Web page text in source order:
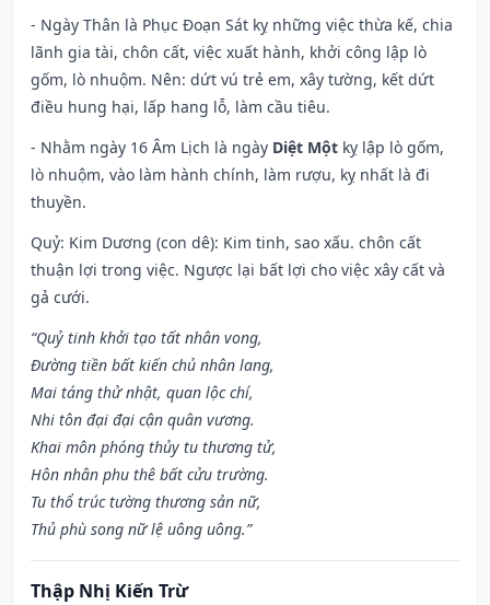
- Ngày Thân là Phục Đoạn Sát kỵ những việc thừa kế, chia
lãnh gia tài, chôn cất, việc xuất hành, khởi công lập lò
gốm, lò nhuộm. Nên: dứt vú trẻ em, xây tường, kết dứt
điều hung hại, lấp hang lỗ, làm cầu tiêu.
- Nhằm ngày 16 Âm Lịch là ngày Diệt Một kỵ lập lò gốm,
lò nhuộm, vào làm hành chính, làm rượu, kỵ nhất là đi
thuyền.
Quỷ: Kim Dương (con dê): Kim tinh, sao xấu. chôn cất
thuận lợi trong việc. Ngược lại bất lợi cho việc xây cất và
gả cưới.
“Quỷ tinh khởi tạo tất nhân vong,
Đường tiền bất kiến chủ nhân lang,
Mai táng thử nhật, quan lộc chí,
Nhi tôn đại đại cận quân vương.
Khai môn phóng thủy tu thương tử,
Hôn nhân phu thê bất cửu trường.
Tu thổ trúc tường thương sản nữ,
Thủ phù song nữ lệ uông uông.”
Thập Nhị Kiến Trừ